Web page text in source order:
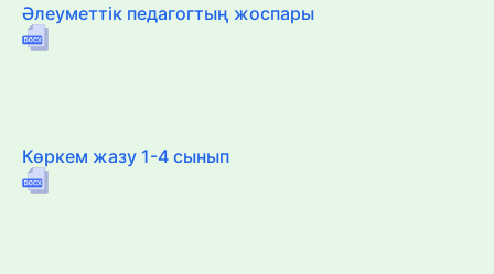
Әлеуметтік педагогтың жоспары
Көркем жазу 1-4 сынып